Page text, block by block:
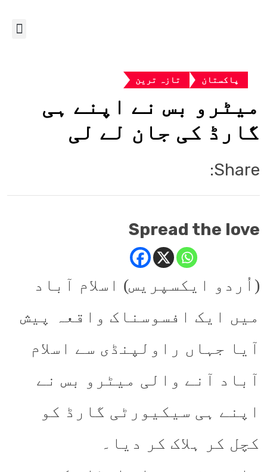
پاکستان تازہ ترین
میٹرو بس نے اپنے ہی
گارڈ کی جان لے لی
Share:
Spread the love
(اُردو ایکسپریس) اسلام آباد
میں ایک افسوسناک واقعہ پیش
آیا جہاں راولپنڈی سے اسلام
آباد آنے والی میٹرو بس نے
اپنے ہی سیکیورٹی گارڈ کو
کچل کر ہلاک کر دیا۔